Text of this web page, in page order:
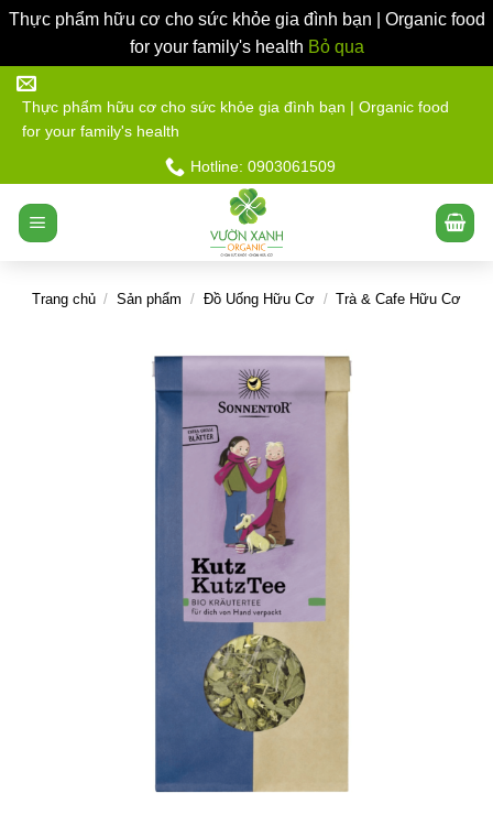
Thực phẩm hữu cơ cho sức khỏe gia đình bạn | Organic food
for your family's health Bỏ qua
Bỏ
qua
nội
Thực phẩm hữu cơ cho sức khỏe gia đình bạn | Organic food
for your family's health
Hotline: 0903061509
Trang chủ / Sản phẩm / Đồ Uống Hữu Cơ / Trà & Cafe Hữu Cơ